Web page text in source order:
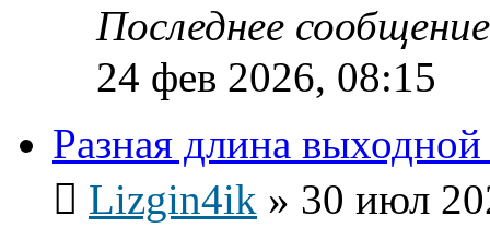
Последнее
24 фев 2026, 08:15
Разная длина
Lizgin4ik » 30 июл